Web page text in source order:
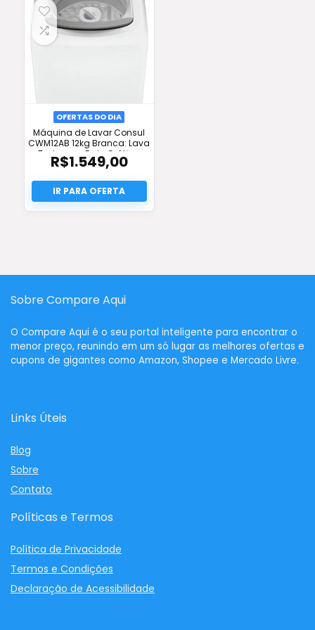
R$189,99.
OFERTAS DO DIA
Máquina de Lavar Consul
CWM12AB 12kg Branca: Lava
Tudo com Frete Grátis e
Oferta!
R$1.549,00
Sobre Compare Aqui
O Compare Aqui é o seu portal inteligente para encontrar o
menor preço, reunindo em um só lugar as melhores ofertas e
cupons de gigantes como Amazon, Shopee e Mercado Livre.
Links Úteis
Blog
Sobre
Contato
Políticas e Termos
Política de Privacidade
Termos e Condições
Declaração de Acessibilidade